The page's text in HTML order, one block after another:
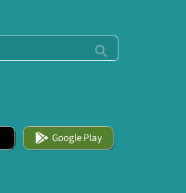
Google Play